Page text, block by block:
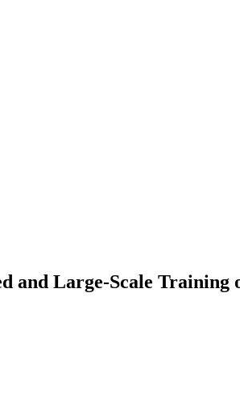
and Large-Scale Training